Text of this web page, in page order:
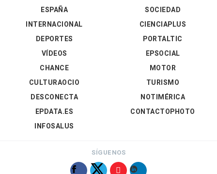
ESPAÑA
INTERNACIONAL
DEPORTES
VÍDEOS
SOCIEDAD
CIENCIAPLUS
PORTALTIC
EPSOCIAL
CHANCE
CULTURAOCIO
DESCONECTA
EPDATA.ES
INFOSALUS
MOTOR
TURISMO
NOTIMÉRICA
CONTACTOPHOTO
SÍGUENOS